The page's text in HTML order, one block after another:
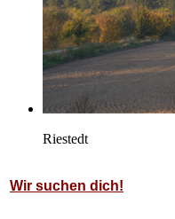
Riestedt
Wir suchen dich!